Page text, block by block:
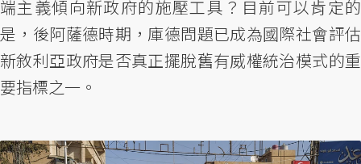
端主義傾向新政府的施壓工具？目前可以肯定的
是，後阿薩德時期，庫德問題已成為國際社會評估
新敘利亞政府是否真正擺脫舊有威權統治模式的重
要指標之一。